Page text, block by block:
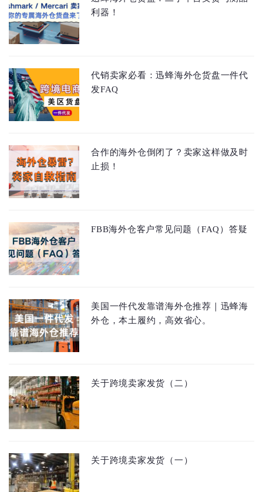
利器！
代销卖家必看：迅蜂海外仓货盘一件代
发FAQ
合作的海外仓倒闭了？卖家这样做及时
止损！
FBB海外仓客户常见问题（FAQ）答疑
美国一件代发靠谱海外仓推荐｜迅蜂海
外仓，本土履约，高效省心。
关于跨境卖家发货（二）
关于跨境卖家发货（一）